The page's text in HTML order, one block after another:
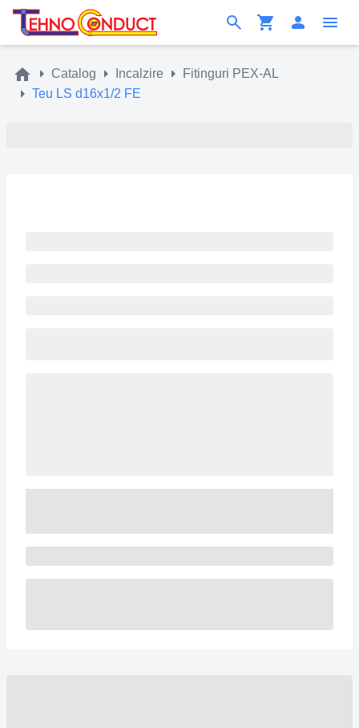
Catalog Incalzire
Fitinguri PEX-AL
Teu LS d16x1/2 FE